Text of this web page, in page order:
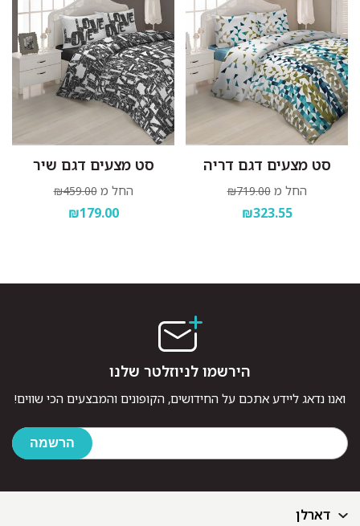
סט מצעים דגם דריה
החל מ ₪719.00
₪323.55
סט מצעים דגם שיר
החל מ ₪459.00
₪179.00
דארלן
הירשמו לניוזלטר שלנו
ואנו נדאג ליידע אתכם על החידושים, הקופונים והמבצעים הכי שווים!